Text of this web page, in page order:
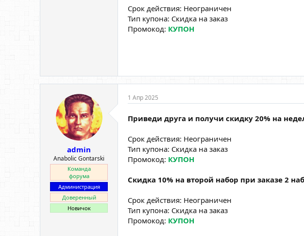
Срок действия: Неограничен
Тип купона: Скидка на заказ
Промокод: КУПОН
admin
Anabolic Gontarski
Команда
форума
Администрация
Доверенный
Новичок
1 Апр 2025
Приведи друга и получи cкидку 20% на
Срок действия: Неограничен
Тип купона: Скидка на заказ
Промокод: КУПОН
Скидка 10% на второй набор при заказе 2
Срок действия: Неограничен
Тип купона: Скидка на заказ
Промокод: КУПОН